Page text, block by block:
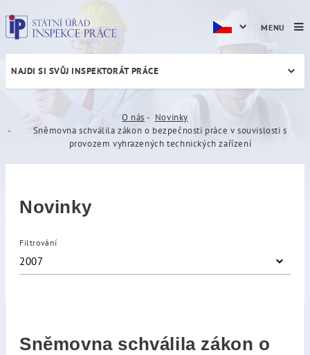
Sněmovna schválila zákon
NAJDI SI SVŮJ INSPEKTORÁT PRÁCE
O nás
Novinky
Sněmovna schválila zákon o bezpečnosti práce v souvislosti s
provozem vyhrazených technických zařízení
Novinky
Filtrování
2007
Sněmovna schválila zákon o
MENU